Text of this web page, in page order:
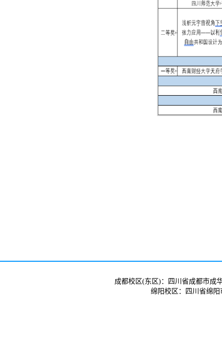
成都校区(东区)：四川省成都市成
绵阳校区：四川省绵